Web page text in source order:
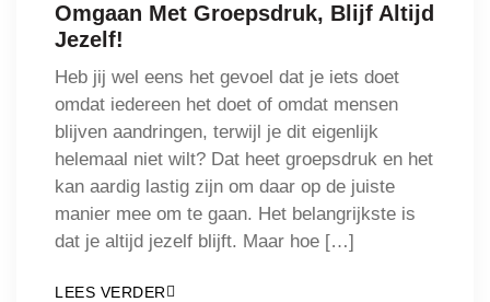
Omgaan Met Groepsdruk, Blijf Altijd
Jezelf!
Heb jij wel eens het gevoel dat je iets doet
omdat iedereen het doet of omdat mensen
blijven aandringen, terwijl je dit eigenlijk
helemaal niet wilt? Dat heet groepsdruk en het
kan aardig lastig zijn om daar op de juiste
manier mee om te gaan. Het belangrijkste is
dat je altijd jezelf blijft. Maar hoe […]
LEES VERDER